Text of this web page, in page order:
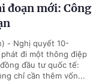
đoạn mới: Công
- Nghị quyết 10-
phát đi một thông điệp
đầu tư quốc tế:
chỉ cần thêm vốn...